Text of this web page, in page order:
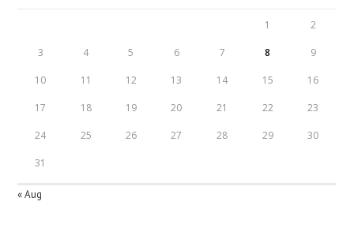
1 2
3 4 5 6 7 8 9
10 11 12 13 14 15 16
17 18 19 20 21 22 23
24 25 26 27 28 29 30
31
« Aug